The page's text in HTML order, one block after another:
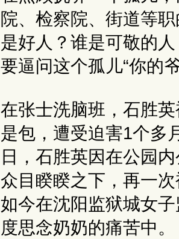
院、检察院、街道等
是好人？谁是可敬的
要逼问这个孤儿“你的
在张士洗脑班，石胜
是包，遭受迫害1个多
日，石胜英因在公园
众目睽睽之下，再一
如今在沈阳监狱城女
度思念奶奶的痛苦中。